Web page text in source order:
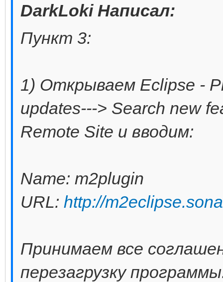
DarkLoki Написал:
Пункт 3:
1) Открываем Eclipse -
updates---> Search new
Remote Site и вводим:
Name: m2plugin
URL: http://
Принимаем все
перезагрузку